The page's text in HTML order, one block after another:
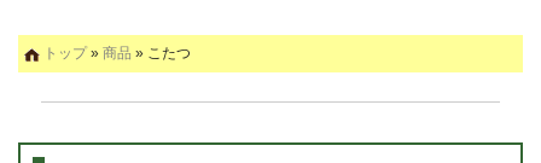
トップ» 商品 » こたつ